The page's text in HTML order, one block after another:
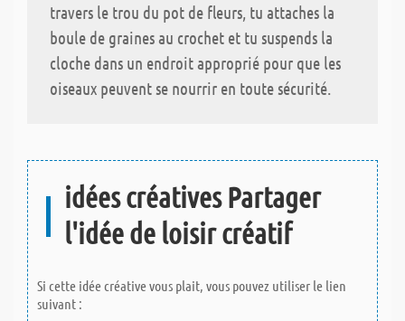
travers le trou du pot de fleurs, tu attaches la
boule de graines au crochet et tu suspends la
cloche dans un endroit approprié pour que les
oiseaux peuvent se nourrir en toute sécurité.
idées créatives Partager
l'idée de loisir créatif
Si cette idée créative vous plait, vous pouvez utiliser le lien
suivant :